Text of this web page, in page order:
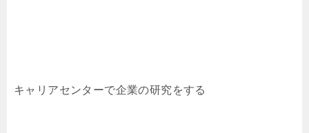
キャリアセンターで企業の研究をする